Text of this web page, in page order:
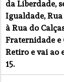
da Liberdade,
Igualdade, Rua
à Rua do
Fraternidade e
Retiro e vai ao
15.